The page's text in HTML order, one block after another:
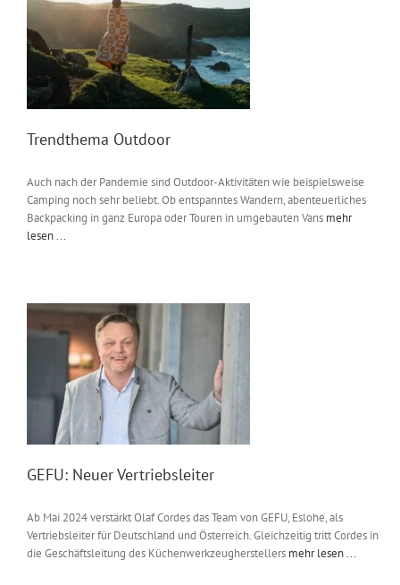
Messen & Events
Unternehmen
Interviews
Wissen
Jobshop
Trendthema Outdoor
Auch nach der Pandemie sind Outdoor-Aktivitäten wie beispielsweise
Camping noch sehr beliebt. Ob entspanntes Wandern, abenteuerliches
Backpacking in ganz Europa oder Touren in umgebauten Vans mehr
lesen ...
GEFU: Neuer Vertriebsleiter
Ab Mai 2024 verstärkt Olaf Cordes das Team von GEFU, Eslohe, als
Vertriebsleiter für Deutschland und Österreich. Gleichzeitig tritt Cordes in
die Geschäftsleitung des Küchenwerkzeugherstellers mehr lesen ...